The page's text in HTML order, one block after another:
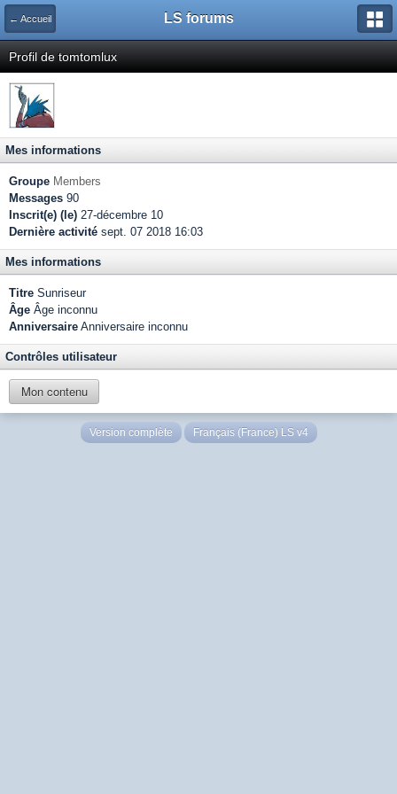
← Accueil LS forums
Profil de tomtomlux
Mes informations
Groupe Members
Messages 90
Inscrit(e) (le) 27-décembre 10
Dernière activité sept. 07 2018 16:03
Mes informations
Titre Sunriseur
Âge Âge inconnu
Anniversaire Anniversaire inconnu
Contrôles utilisateur
Mon contenu
Version complète Français (France) LS v4